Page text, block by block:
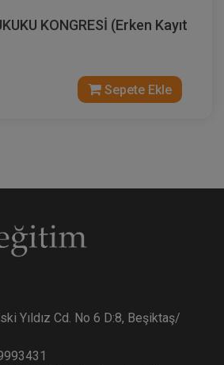
KONGRESİ (Erken Kayıt
Sepete Ekle
Yıldız Cd. No 6 D:8, Beşiktaş/